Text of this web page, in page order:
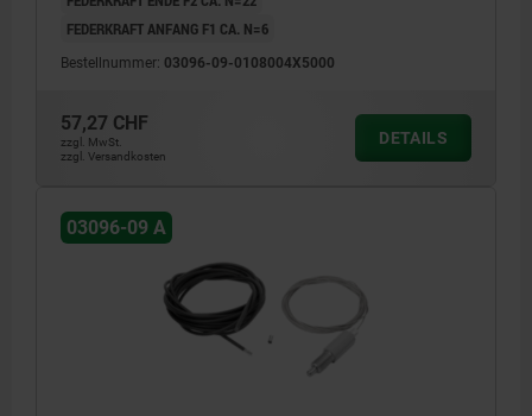
FEDERKRAFT ANFANG F1 CA. N=6
Bestellnummer: 03096-09-0108004X5000
57,27 CHF
zzgl. MwSt.
zzgl. Versandkosten
DETAILS
03096-09 A